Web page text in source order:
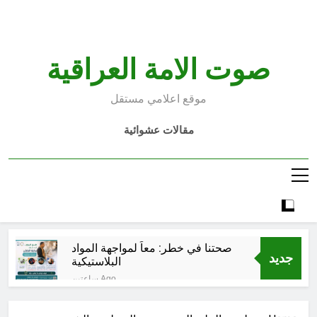
صوت الامة العراقية
موقع اعلامي مستقل
مقالات عشوائية
جديد
صحتنا في خطر: معاً لمواجهة المواد
البلاستيكية
ساعتين Ago